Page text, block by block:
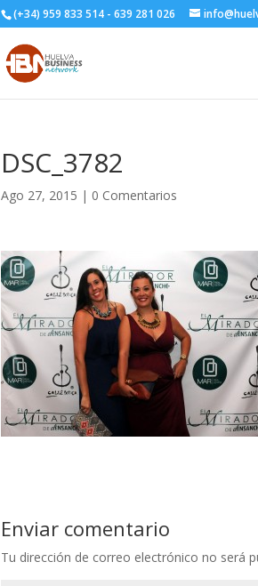
(+34) 959 833 514 - 639 281 026
DSC_3782
Ago 27, 2015 | 0 Comentarios
Enviar comentario
Tu dirección de correo electrónico no será